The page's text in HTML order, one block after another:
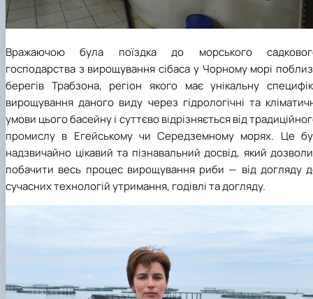
Вражаючою була поїздка до морського
господарства з вирощування сібаса у Чорному морі
берегів Трабзона, регіон якого має унікальну
вирощування даного виду через гідрологічні та
умови цього басейну і суттєво відрізняється від
промислу в Егейському чи Середземному морях. Це
надзвичайно цікавий та пізнавальний досвід, який
побачити весь процес вирощування риби — від догляду
сучасних технологій утримання, годівлі та догляду.